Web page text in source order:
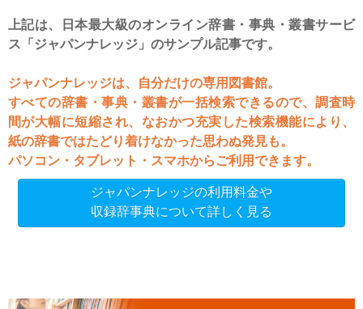
上記は、日本最大級のオンライン辞書・事典・叢書サービ
ス「ジャパンナレッジ」のサンプル記事です。
ジャパンナレッジは、自分だけの専用図書館。
すべての辞書・事典・叢書が一括検索できるので、調査時
間が大幅に短縮され、なおかつ充実した検索機能により、
紙の辞書ではたどり着けなかった思わぬ発見も。
パソコン・タブレット・スマホからご利用できます。
ジャパンナレッジの利用料金や
収録辞事典について詳しく見る